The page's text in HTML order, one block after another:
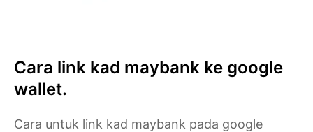
Cara link kad maybank ke google
wallet.
Cara untuk link kad maybank pada google